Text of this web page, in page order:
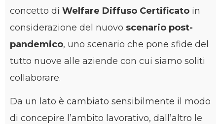
concetto di Welfare Diffuso Certificato in
considerazione del nuovo scenario post-
pandemico, uno scenario che pone sfide del
tutto nuove alle aziende con cui siamo soliti
collaborare.
Da un lato è cambiato sensibilmente il modo
di concepire l’ambito lavorativo, dall’altro le